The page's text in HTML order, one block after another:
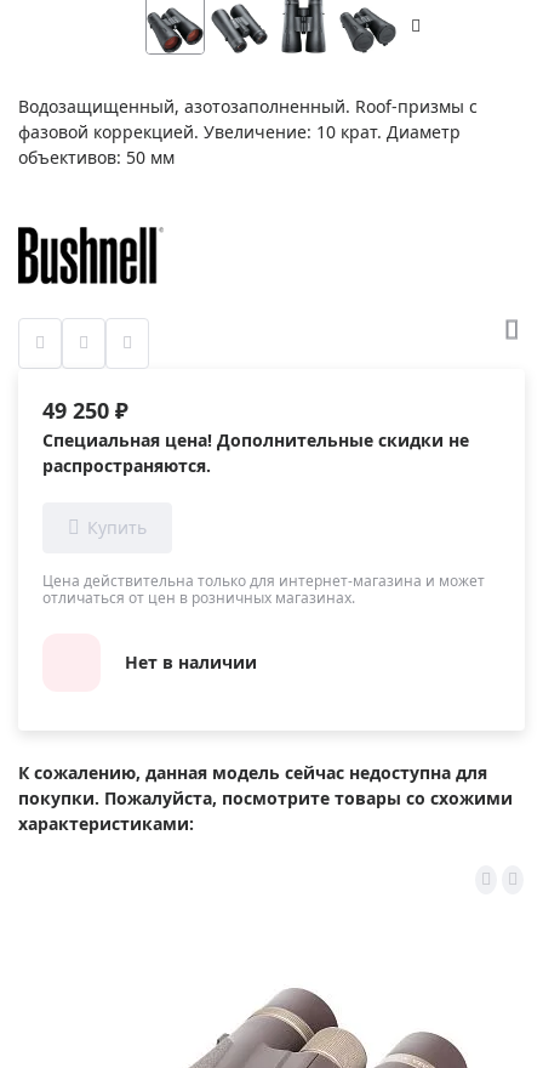
Водозащищенный, азотозаполненный. Roof-призмы с
фазовой коррекцией. Увеличение: 10 крат. Диаметр
объективов: 50 мм
49 250 ₽
Специальная цена! Дополнительные скидки не
распространяются.
Цена действительна только для интернет-магазина и может
отличаться от цен в розничных магазинах.
Нет в наличии
К сожалению, данная модель сейчас недоступна для
покупки. Пожалуйста, посмотрите товары со схожими
характеристиками: